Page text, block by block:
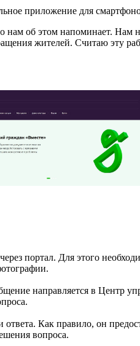
приложение для
об этом напоминает. Нам
жителей. Считаю эту
портал. Для этого
направляется в Центр
Как правило, он
вопроса.